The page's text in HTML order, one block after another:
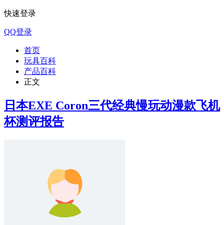
快速登录
QQ登录
首页
玩具百科
产品百科
正文
日本EXE Coron三代经典慢玩动漫款飞机
杯测评报告